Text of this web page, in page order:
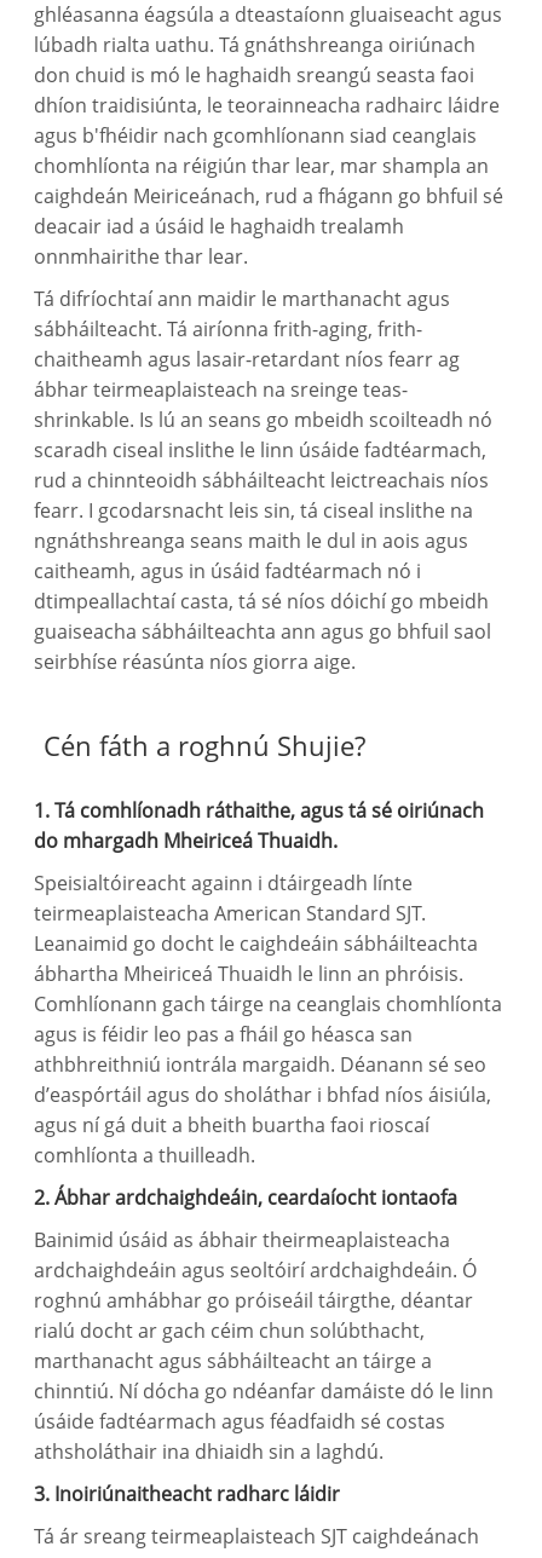
ghléasanna éagsúla a dteastaíonn gluaiseacht agus
lúbadh rialta uathu. Tá gnáthshreanga oiriúnach
don chuid is mó le haghaidh sreangú seasta faoi
dhíon traidisiúnta, le teorainneacha radhairc láidre
agus b'fhéidir nach gcomhlíonann siad ceanglais
chomhlíonta na réigiún thar lear, mar shampla an
caighdeán Meiriceánach, rud a fhágann go bhfuil sé
deacair iad a úsáid le haghaidh trealamh
onnmhairithe thar lear.
Tá difríochtaí ann maidir le marthanacht agus
sábháilteacht. Tá airíonna frith-aging, frith-
chaitheamh agus lasair-retardant níos fearr ag
ábhar teirmeaplaisteach na sreinge teas-
shrinkable. Is lú an seans go mbeidh scoilteadh nó
scaradh ciseal inslithe le linn úsáide fadtéarmach,
rud a chinnteoidh sábháilteacht leictreachais níos
fearr. I gcodarsnacht leis sin, tá ciseal inslithe na
ngnáthshreanga seans maith le dul in aois agus
caitheamh, agus in úsáid fadtéarmach nó i
dtimpeallachtaí casta, tá sé níos dóichí go mbeidh
guaiseacha sábháilteachta ann agus go bhfuil saol
seirbhíse réasúnta níos giorra aige.
Cén fáth a roghnú Shujie?
1. Tá comhlíonadh ráthaithe, agus tá sé oiriúnach
do mhargadh Mheiriceá Thuaidh.
Speisialtóireacht againn i dtáirgeadh línte
teirmeaplaisteacha American Standard SJT.
Leanaimid go docht le caighdeáin sábháilteachta
ábhartha Mheiriceá Thuaidh le linn an phróisis.
Comhlíonann gach táirge na ceanglais chomhlíonta
agus is féidir leo pas a fháil go héasca san
athbhreithniú iontrála margaidh. Déanann sé seo
d’easpórtáil agus do sholáthar i bhfad níos áisiúla,
agus ní gá duit a bheith buartha faoi rioscaí
comhlíonta a thuilleadh.
2. Ábhar ardchaighdeáin, ceardaíocht iontaofa
Bainimid úsáid as ábhair theirmeaplaisteacha
ardchaighdeáin agus seoltóirí ardchaighdeáin. Ó
roghnú amhábhar go próiseáil táirgthe, déantar
rialú docht ar gach céim chun solúbthacht,
marthanacht agus sábháilteacht an táirge a
chinntiú. Ní dócha go ndéanfar damáiste dó le linn
úsáide fadtéarmach agus féadfaidh sé costas
athsholáthair ina dhiaidh sin a laghdú.
3. Inoiriúnaitheacht radharc láidir
Tá ár sreang teirmeaplaisteach SJT caighdeánach